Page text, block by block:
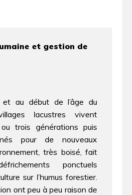
et gestion de
et au début de l’âge du
lacustres vivent
trois générations puis
pour de nouveaux
très boisé, fait
ponctuels
sur l’humus forestier.
ont peu à peu raison de